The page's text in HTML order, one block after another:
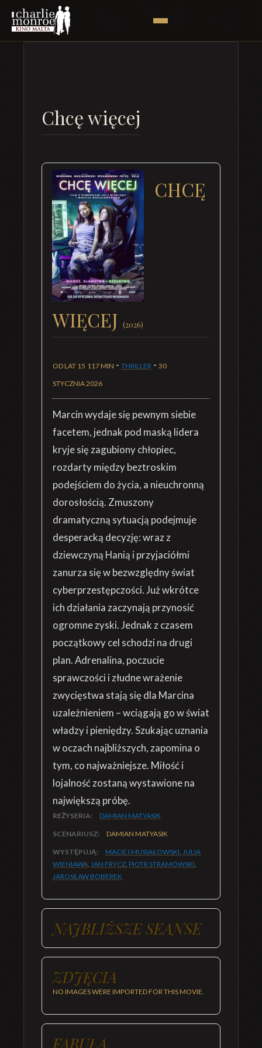
Chcę więcej
CHCĘ
WIĘCEJ (2026)
OD LAT 15 117 MIN - THRILLER - 30
STYCZNIA 2026
Marcin wydaje się pewnym siebie
facetem, jednak pod maską lidera
kryje się zagubiony chłopiec,
rozdarty między beztroskim
podejściem do życia, a nieuchronną
dorosłością. Zmuszony
dramatyczną sytuacją podejmuje
desperacką decyzję: wraz z
dziewczyną Hanią i przyjaciółmi
zanurza się w bezwzględny świat
cyberprzestępczości. Już wkrótce
ich działania zaczynają przynosić
ogromne zyski. Jednak z czasem
początkowy cel schodzi na drugi
plan. Adrenalina, poczucie
sprawczości i złudne wrażenie
zwycięstwa stają się dla Marcina
uzależnieniem – wciągają go w świat
władzy i pieniędzy. Szukając uznania
w oczach najbliższych, zapomina o
tym, co najważniejsze. Miłość i
lojalność zostaną wystawione na
największą próbę.
REŻYSERIA: DAMIAN MATYASIK
SCENARIUSZ: DAMIAN MATYASIK
WYSTĘPUJĄ: MACIEJ MUSIAŁOWSKI, JULIA
WIENIAWA, JAN FRYCZ, PIOTR STRAMOWSKI,
JAROSŁAW BOBEREK
NAJBLIŻSZE SEANSE
ZDJĘCIA
NO IMAGES WERE IMPORTED FOR THIS MOVIE.
FABUŁA